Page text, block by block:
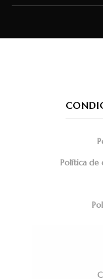
Política de